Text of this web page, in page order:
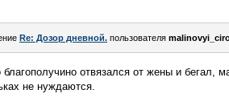
Re: Дозор дневной. пользователя
отвязался от жены и бегал,
не нуждаются.